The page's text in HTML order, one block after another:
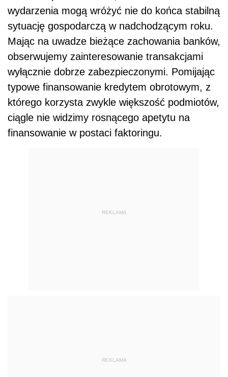
wydarzenia mogą wróżyć nie do końca stabilną
sytuację gospodarczą w nadchodzącym roku.
Mając na uwadze bieżące zachowania banków,
obserwujemy zainteresowanie transakcjami
wyłącznie dobrze zabezpieczonymi. Pomijając
typowe finansowanie kredytem obrotowym, z
którego korzysta zwykle większość podmiotów,
ciągle nie widzimy rosnącego apetytu na
finansowanie w postaci faktoringu.
REKLAMA
REKLAMA